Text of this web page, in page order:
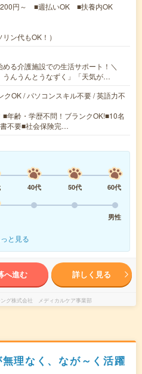
円～ ■週払いOK ■扶養内OK
ン代もOK！）
る介護施設での生活サポート！＼
うんうんとうなずく」「天気が…
クOK / パソコンスキル不要 / 英語力不
年齢・学歴不問！ブランクOK!■10名
不要■社会保険完…
40代 50代
60代
男性
と見る
へ進む 詳しく見る
ング株式会社 メディカルケア事業部
理なく、なが～く活躍